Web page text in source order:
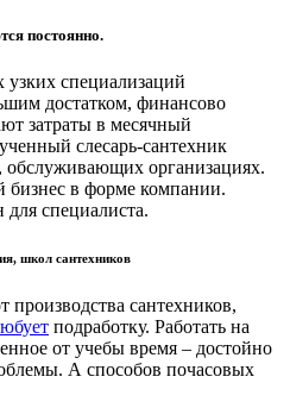
постоянно.
специализаций
достатком, финансово
затраты в месячный
слесарь-сантехник
обслуживающих организациях.
в форме компании.
для специалиста.
школ сантехников
сантехников,
подработку. Работать на
от учебы время – достойно
А способов почасовых